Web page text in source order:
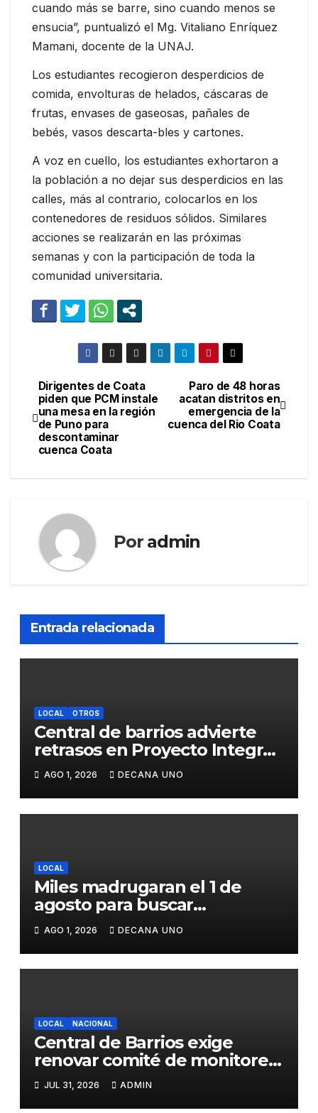
cuando más se barre, sino cuando menos se
ensucia”, puntualizó el Mg. Vitaliano Enríquez
Mamani, docente de la UNAJ.
Los estudiantes recogieron desperdicios de
comida, envolturas de helados, cáscaras de
frutas, envases de gaseosas, pañales de
bebés, vasos descarta-bles y cartones.
A voz en cuello, los estudiantes exhortaron a
la población a no dejar sus desperdicios en las
calles, más al contrario, colocarlos en los
contenedores de residuos sólidos. Similares
acciones se realizarán en las próximas
semanas y con la participación de toda la
comunidad universitaria.
Navegación
de
entradas
Paro de 48 horas
acatan distritos en
emergencia de la
cuenca del Rio Coata
Dirigentes de Coata
piden que PCM instale
una mesa en la región
de Puno para
descontaminar
cuenca Coata
Por admin
Entrada relacionada
LOCAL OTROS
Central de barrios advierte
retrasos en Proyecto Integral
de Agua y Alcantarillado para
Juliaca
AGO 1, 2026 DECANA UNO
LOCAL
Miles madrugaran el 1 de
agosto para buscar
piedrecillas en los ríos y
realizar la challa por la
riqueza y la prosperidad
AGO 1, 2026 DECANA UNO
LOCAL NACIONAL
Central de Barrios exige
renovar comité de monitoreo
del PIAA por presuntos
conflictos de interés y
JUL 31, 2026 ADMIN